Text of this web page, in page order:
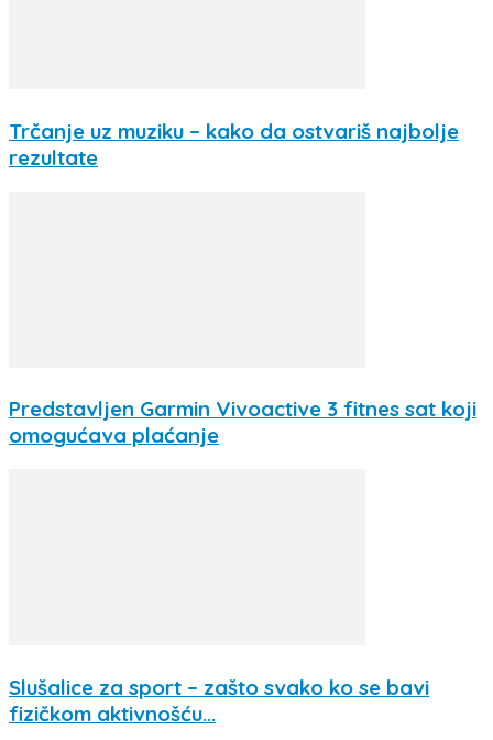
Trčanje uz muziku – kako da ostvariš najbolje
rezultate
Predstavljen Garmin Vivoactive 3 fitnes sat koji
omogućava plaćanje
Slušalice za sport – zašto svako ko se bavi
fizičkom aktivnošću...